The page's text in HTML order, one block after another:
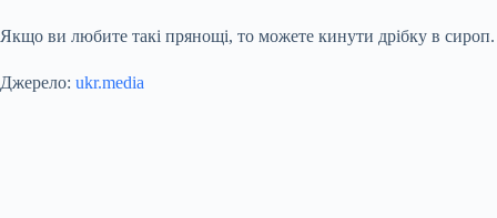
Якщо ви любите такі прянощі, то можете кинути дрібку в сироп.
Джерело: ukr.media